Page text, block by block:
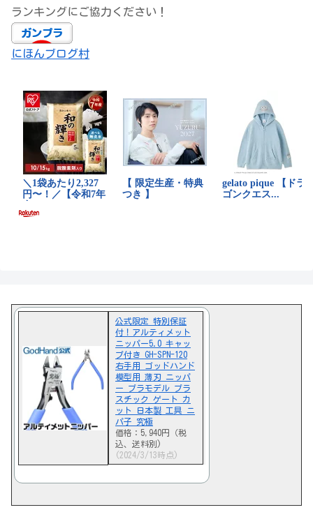
ランキングにご協力ください！
にほんブログ村
公式限定 特別保証
付！アルティメット
ニッパー5.0 キャッ
プ付き GH-SPN-120
右手用 ゴッドハンド
模型用 薄刃 ニッパ
ー プラモデル プラ
スチック ゲート カ
ット 日本製 工具 ニ
パ子 究極
価格：5,940円（税
込、送料別)
(2024/3/13時点)